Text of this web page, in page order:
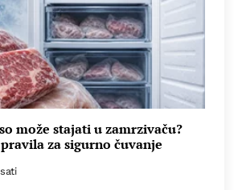
može stajati u zamrzivaču?
za sigurno čuvanje